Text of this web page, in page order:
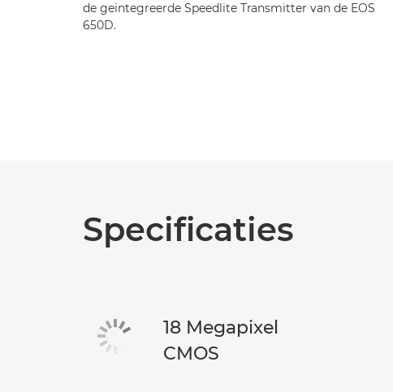
de geïntegreerde Speedlite Transmitter van de EOS
650D.
Specificaties
18 Megapixel
CMOS